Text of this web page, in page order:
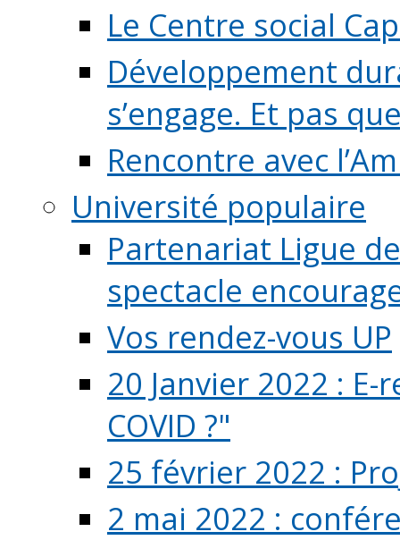
Le Centre social
Développement
s’engage. Et pas
Rencontre avec
Université populaire
Partenariat Ligue
spectacle
Vos rendez-vous UP
20 Janvier 2022 :
COVID ?"
25 février 2022 :
2 mai 2022 :